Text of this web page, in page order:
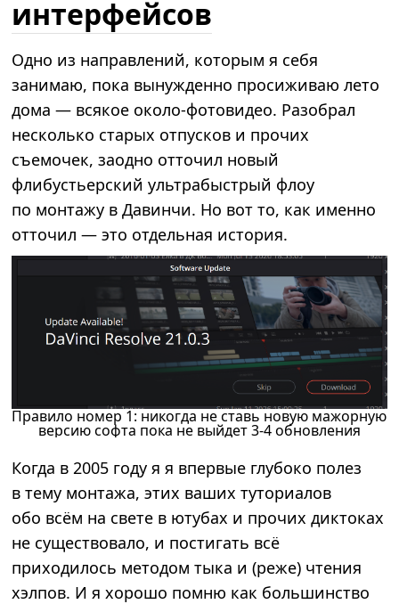
интерфейсов
Одно из направлений, которым я себя
занимаю, пока вынужденно просиживаю лето
дома — всякое около-фотовидео. Разобрал
несколько старых отпусков и прочих
съемочек, заодно отточил новый
флибустьерский ультрабыстрый флоу
по монтажу в Давинчи. Но вот то, как именно
отточил — это отдельная история.
Правило номер 1: никогда не ставь новую мажорную
версию софта пока не выйдет 3-4 обновления
Когда в 2005 году я я впервые глубоко полез
в тему монтажа, этих ваших туториалов
обо всём на свете в ютубах и прочих диктоках
не существовало, и постигать всё
приходилось методом тыка и (реже) чтения
хэлпов. И я хорошо помню как большинство